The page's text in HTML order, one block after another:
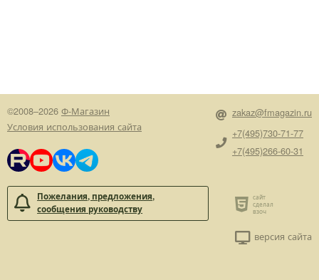
©2008–2026 Ф-Магазин
Условия использования сайта
Пожелания, предложения,
сообщения руководству
zakaz@fmagazin.ru
+7(495)730-71-77
+7(495)266-60-31
версия сайта